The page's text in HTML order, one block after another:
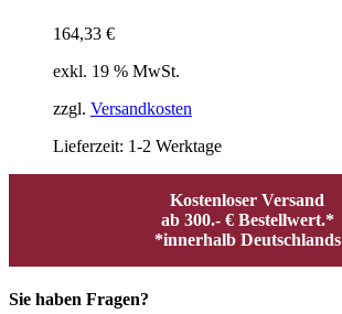
164,33 €
exkl. 19 % MwSt.
zzgl. Versandkosten
Lieferzeit: 1-2 Werktage
Kostenloser Versand
ab 300.- € Bestellwert.*
*innerhalb Deutschlands
Sie haben Fragen?